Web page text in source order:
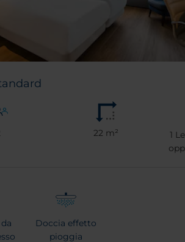
22 m² 1
Doccia effetto
pioggia